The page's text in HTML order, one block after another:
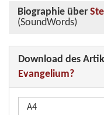
Biographie über
(SoundWords)
Download des
Evangelium?